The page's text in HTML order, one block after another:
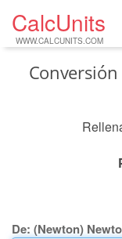
CalcUnits
WWW.CALCUNITS.COM
De: (Newton)